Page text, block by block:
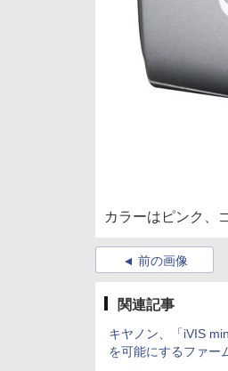
カラーはピンク、
前の画像
関連記事
キヤノン、「iVIS
を可能にするファー